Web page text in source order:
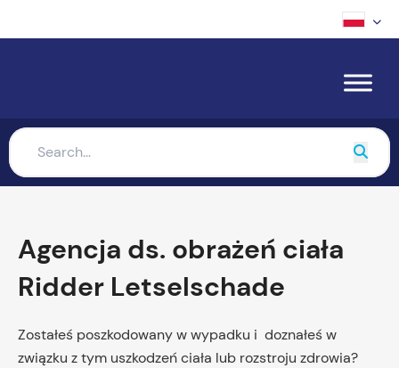
Agencja ds. obrażeń ciała
Ridder Letselschade
Zostałeś poszkodowany w wypadku i doznałeś w
związku z tym uszkodzeń ciała lub rozstroju zdrowia?